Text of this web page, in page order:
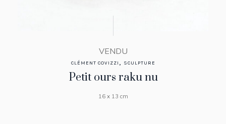
VENDU
CLÉMENT COVIZZI , SCULPTURE
Petit ours raku nu
16 x 13 cm